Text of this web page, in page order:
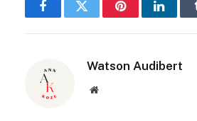
FacebookTwitterPinterest
Watson Audibert
Website